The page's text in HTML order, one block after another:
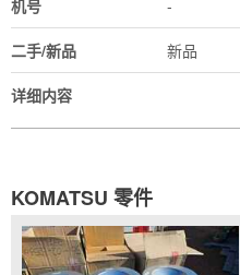
机号 -
二手/新品 新品
详细内容
KOMATSU 零件